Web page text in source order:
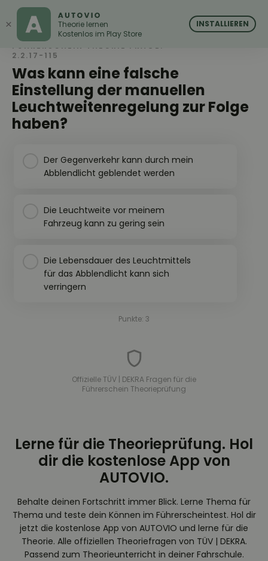
AUTOVIO
Was kann eine falsche
Einstellung der manuellen
Leuchtweitenregelung zur Folge
haben?
FÜHRERSCHEIN THEORIE FRAGE:
2.2.17-115
Der Gegenverkehr kann durch mein
Abblendlicht geblendet werden
Die Leuchtweite vor meinem
Fahrzeug kann zu gering sein
Die Lebensdauer des Leuchtmittels
für das Abblendlicht kann sich
verringern
Punkte: 3
Offizielle TÜV | DEKRA Fragen für die
Führerschein Theorieprüfung
Lerne für die Theorieprüfung. Hol
dir die kostenlose App von
AUTOVIO.
Behalte deinen Fortschritt immer Blick. Lerne Thema für
Thema und teste dein Können im Führerscheintest. Hol dir
jetzt die kostenlose App von AUTOVIO und lerne für die
Theorie. Alle offiziellen Theoriefragen von TÜV | DEKRA.
Passend zum Theorieunterricht in deiner Fahrschule.
× AUTOVIO
Theorie lernen
Kostenlos im Play Store
INSTALLIEREN